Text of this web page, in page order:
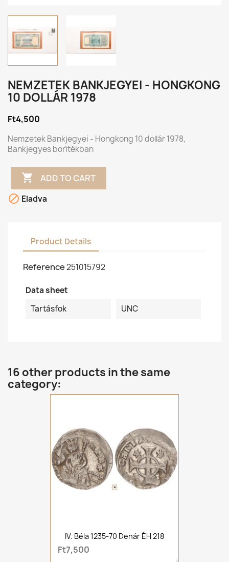
NEMZETEK BANKJEGYEI - HONGKONG
10 DOLLÁR 1978
Ft4,500
Nemzetek Bankjegyei - Hongkong 10 dollár 1978,
Bankjegyes borítékban
 ADD TO CART
 Eladva
Product Details
Reference251015792
Data sheet
Tartásfok
UNC
16 other products in the same
category:
IV. Béla 1235-70 Denár ÉH 218
Ft7,500